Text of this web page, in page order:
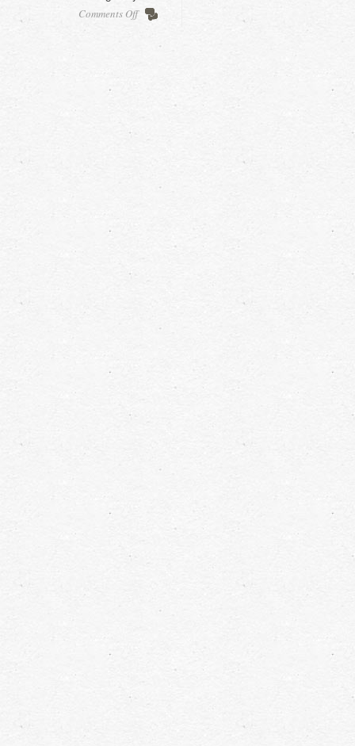
Comments Offon
ruinas